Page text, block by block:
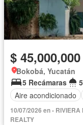
$
Bokobá, Yucatán
5 Recámaras
Aire acondicionado
10/07/2026 en - RIVIERA
REALTY